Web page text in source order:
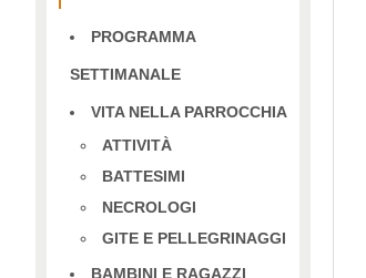
PROGRAMMA
SETTIMANALE
VITA NELLA PARROCCHIA
ATTIVITÀ
BATTESIMI
NECROLOGI
GITE E PELLEGRINAGGI
BAMBINI E RAGAZZI